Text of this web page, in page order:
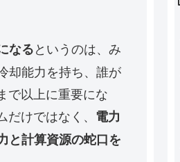
なるというのは、み
却能力を持ち、誰が
で以上に重要にな
けではなく、 電力
と計算資源の蛇口を